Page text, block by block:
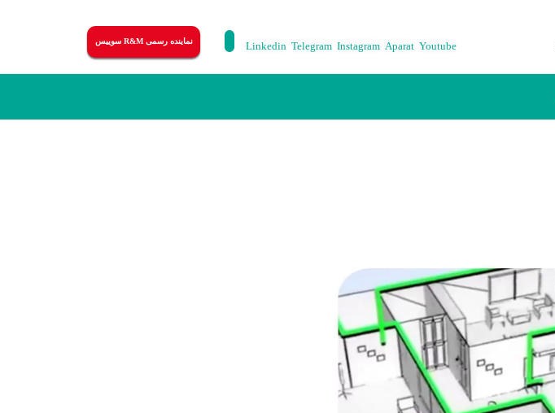
نماینده رسمی R&M سوییس Linkedin Telegram Instagram Aparat Youtube